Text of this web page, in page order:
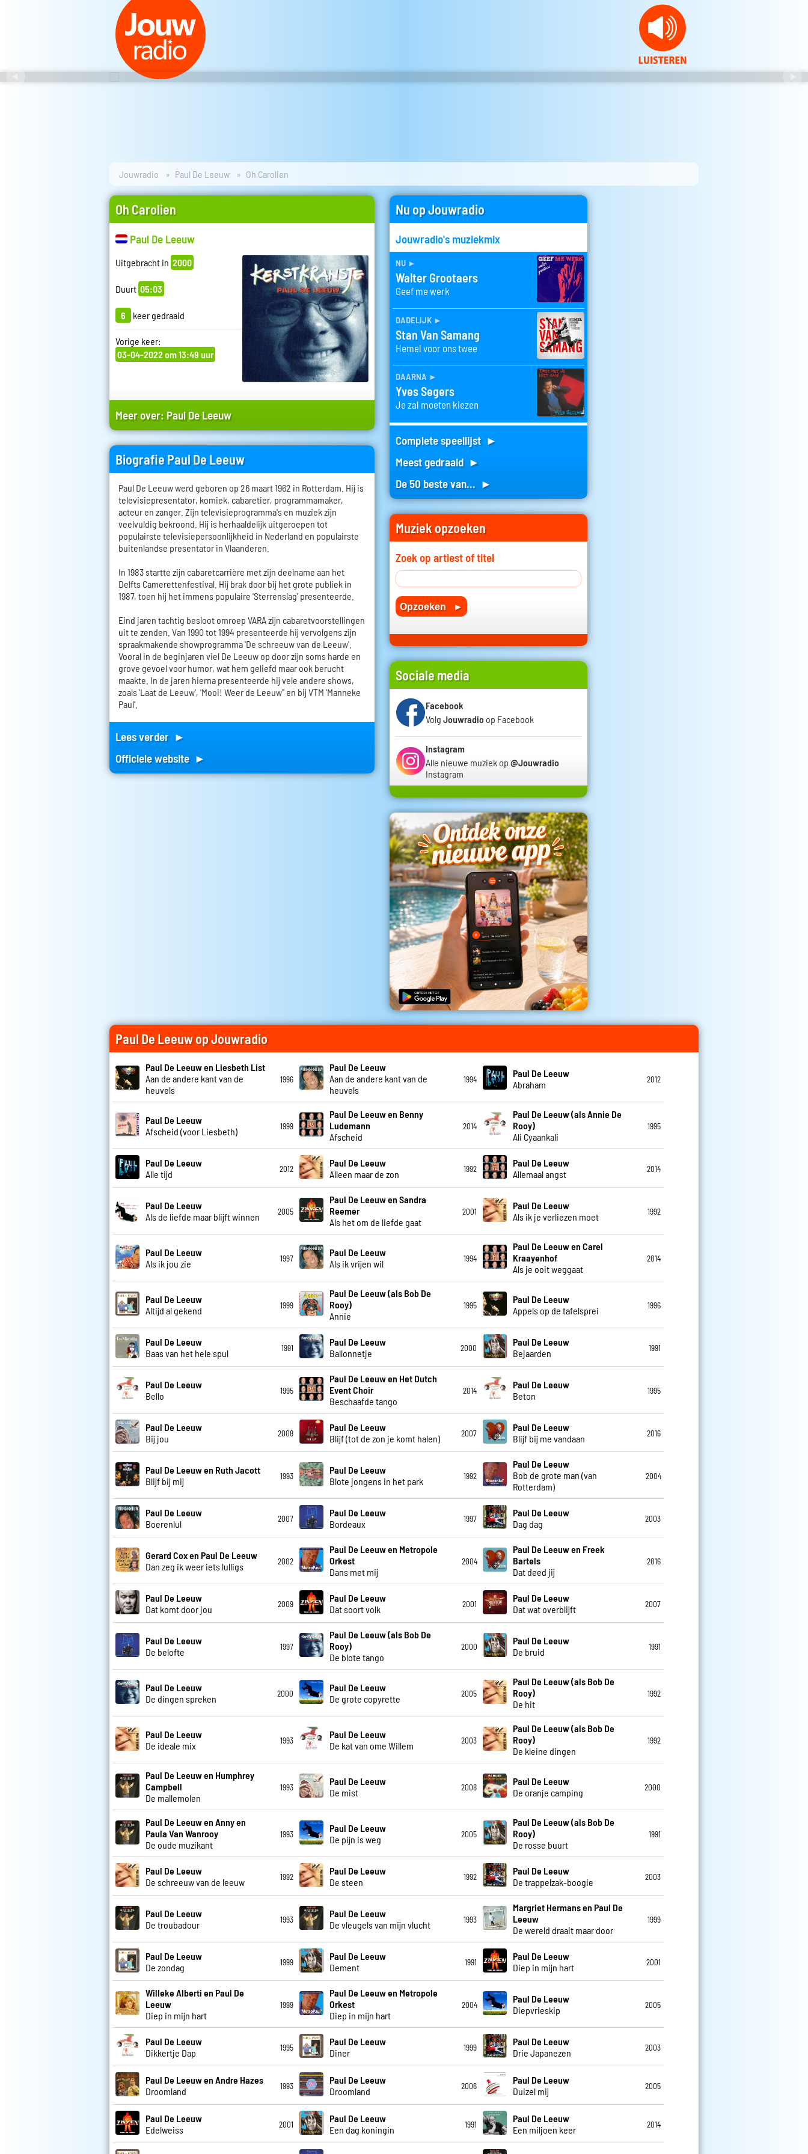
Jouwradio Paul De Leeuw Oh Carolien
Oh Carolien
Paul De Leeuw
Uitgebracht in 2000
Duurt 05:03
6 keer gedraaid
Vorige keer:
03-04-2022 om 13:49 uur
Meer over: Paul De Leeuw
Biografie Paul De Leeuw
Paul De Leeuw werd geboren op 26 maart 1962 in Rotterdam. Hij is
televisiepresentator, komiek, cabaretier, programmamaker,
acteur en zanger. Zijn televisieprogramma's en muziek zijn
veelvuldig bekroond. Hij is herhaaldelijk uitgeroepen tot
populairste televisiepersoonlijkheid in Nederland en populairste
buitenlandse presentator in Vlaanderen.
In 1983 startte zijn cabaretcarrière met zijn deelname aan het
Delfts Camerettenfestival. Hij brak door bij het grote publiek in
1987, toen hij het immens populaire 'Sterrenslag' presenteerde.
Eind jaren tachtig besloot omroep VARA zijn cabaretvoorstellingen
uit te zenden. Van 1990 tot 1994 presenteerde hij vervolgens zijn
spraakmakende showprogramma 'De schreeuw van de Leeuw'.
Vooral in de beginjaren viel De Leeuw op door zijn soms harde en
grove gevoel voor humor, wat hem geliefd maar ook berucht
maakte. In de jaren hierna presenteerde hij vele andere shows,
zoals 'Laat de Leeuw', 'Mooi! Weer de Leeuw'' en bij VTM 'Manneke
Paul'.
Lees verder ►
Officiele website ►
Nu op Jouwradio
Jouwradio's muziekmix
nu ►
Walter Grootaers
Geef me werk
dadelijk ►
Stan Van Samang
Hemel voor ons twee
daarna ►
Yves Segers
Je zal moeten kiezen
Complete speellijst ►
Meest gedraaid ►
De 50 beste van... ►
Muziek opzoeken
Zoek op artiest of titel
Sociale media
Facebook
Volg Jouwradio op Facebook
Instagram
Alle nieuwe muziek op @Jouwradio
Instagram
Paul De Leeuw op Jouwradio
Paul De Leeuw en Liesbeth List
Aan de andere kant van de
heuvels
1996
Paul De Leeuw
Aan de andere kant van de
heuvels
1994
Paul De Leeuw
Abraham
2012
Paul De Leeuw
Afscheid (voor Liesbeth)
1999
Paul De Leeuw en Benny
Ludemann
Afscheid
2014
Paul De Leeuw (als Annie De
Rooy)
Ali Cyaankali
1995
Paul De Leeuw
Alle tijd
2012
Paul De Leeuw
Alleen maar de zon
1992
Paul De Leeuw
Allemaal angst
2014
Paul De Leeuw
Als de liefde maar blijft winnen
2005
Paul De Leeuw en Sandra
Reemer
Als het om de liefde gaat
2001
Paul De Leeuw
Als ik je verliezen moet
1992
Paul De Leeuw
Als ik jou zie
1997
Paul De Leeuw
Als ik vrijen wil
1994
Paul De Leeuw en Carel
Kraayenhof
Als je ooit weggaat
2014
Paul De Leeuw
Altijd al gekend
1999
Paul De Leeuw (als Bob De
Rooy)
Annie
1995
Paul De Leeuw
Appels op de tafelsprei
1996
Paul De Leeuw
Baas van het hele spul
1991
Paul De Leeuw
Ballonnetje
2000
Paul De Leeuw
Bejaarden
1991
Paul De Leeuw
Bello
1995
Paul De Leeuw en Het Dutch
Event Choir
Beschaafde tango
2014
Paul De Leeuw
Beton
1995
Paul De Leeuw
Bij jou
2008
Paul De Leeuw
Blijf (tot de zon je komt halen)
2007
Paul De Leeuw
Blijf bij me vandaan
2016
Paul De Leeuw en Ruth Jacott
Blijf bij mij
1993
Paul De Leeuw
Blote jongens in het park
1992
Paul De Leeuw
Bob de grote man (van
Rotterdam)
2004
Paul De Leeuw
Boerenlul
2007
Paul De Leeuw
Bordeaux
1997
Paul De Leeuw
Dag dag
2003
Gerard Cox en Paul De Leeuw
Dan zeg ik weer iets lulligs
2002
Paul De Leeuw en Metropole
Orkest
Dans met mij
2004
Paul De Leeuw en Freek
Bartels
Dat deed jij
2016
Paul De Leeuw
Dat komt door jou
2009
Paul De Leeuw
Dat soort volk
2001
Paul De Leeuw
Dat wat overblijft
2007
Paul De Leeuw
De belofte
1997
Paul De Leeuw (als Bob De
Rooy)
De blote tango
2000
Paul De Leeuw
De bruid
1991
Paul De Leeuw
De dingen spreken
2000
Paul De Leeuw
De grote copyrette
2005
Paul De Leeuw (als Bob De
Rooy)
De hit
1992
Paul De Leeuw
De ideale mix
1993
Paul De Leeuw
De kat van ome Willem
2003
Paul De Leeuw (als Bob De
Rooy)
De kleine dingen
1992
Paul De Leeuw en Humphrey
Campbell
De mallemolen
1993
Paul De Leeuw
De mist
2008
Paul De Leeuw
De oranje camping
2000
Paul De Leeuw en Anny en
Paula Van Wanrooy
De oude muzikant
1993
Paul De Leeuw
De pijn is weg
2005
Paul De Leeuw (als Bob De
Rooy)
De rosse buurt
1991
Paul De Leeuw
De schreeuw van de leeuw
1992
Paul De Leeuw
De steen
1992
Paul De Leeuw
De trappelzak-boogie
2003
Paul De Leeuw
De troubadour
1993
Paul De Leeuw
De vleugels van mijn vlucht
1993
Margriet Hermans en Paul De
Leeuw
De wereld draait maar door
1999
Paul De Leeuw
De zondag
1999
Paul De Leeuw
Dement
1991
Paul De Leeuw
Diep in mijn hart
2001
Willeke Alberti en Paul De
Leeuw
Diep in mijn hart
1999
Paul De Leeuw en Metropole
Orkest
Diep in mijn hart
2004
Paul De Leeuw
Diepvrieskip
2005
Paul De Leeuw
Dikkertje Dap
1995
Paul De Leeuw
Diner
1999
Paul De Leeuw
Drie Japanezen
2003
Paul De Leeuw en Andre Hazes
Droomland
1993
Paul De Leeuw
Droomland
2006
Paul De Leeuw
Duizel mij
2005
Paul De Leeuw
Edelweiss
2001
Paul De Leeuw
Een dag koningin
1991
Paul De Leeuw
Een miljoen keer
2014